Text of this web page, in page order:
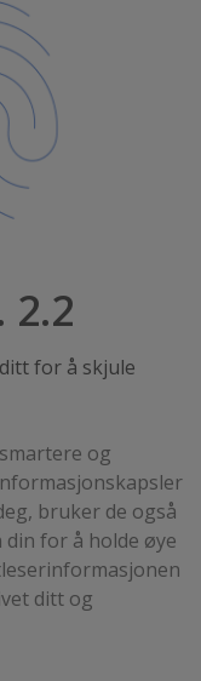
2.2
for å skjule
og
bruker de også
for å holde øye
ditt og